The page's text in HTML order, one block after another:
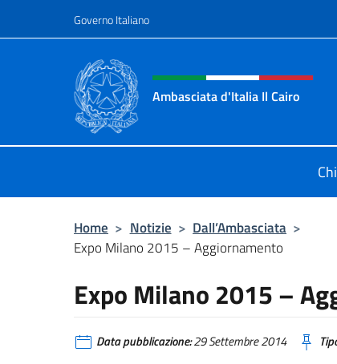
Governo Italiano
Intestazione sito, social
Ambasciata d'Italia Il Cairo
Home > Notizie > Dall’Ambasciata >
Expo Milano 2015 – Aggiornamento
Expo Milano 2015 –
Data pubblicazione:29 Settembre 2014